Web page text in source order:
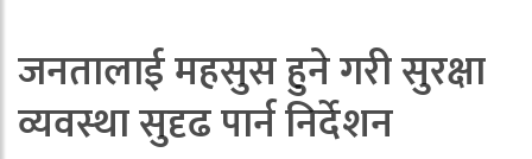
जनतालाई महसुस हुने गरी सुरक्षा
व्यवस्था सुदृढ पार्न निर्देशन